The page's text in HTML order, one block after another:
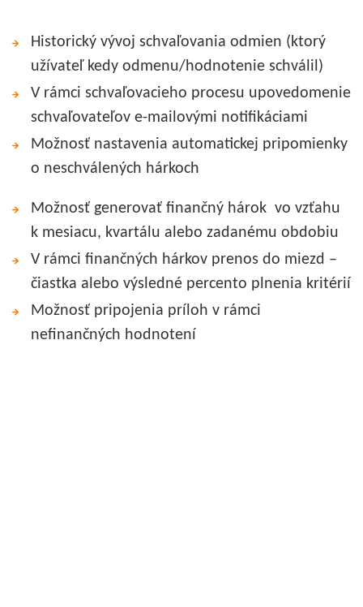
Historický vývoj schvaľovania odmien (ktorý
užívateľ kedy odmenu/hodnotenie schválil)
V rámci schvaľovacieho procesu upovedomenie
schvaľovateľov e-mailovými notifikáciami
Možnosť nastavenia automatickej pripomienky
o neschválených hárkoch
Možnosť generovať finančný hárok vo vzťahu
k mesiacu, kvartálu alebo zadanému obdobiu
V rámci finančných hárkov prenos do miezd –
čiastka alebo výsledné percento plnenia kritérií
Možnosť pripojenia príloh v rámci
nefinančných hodnotení